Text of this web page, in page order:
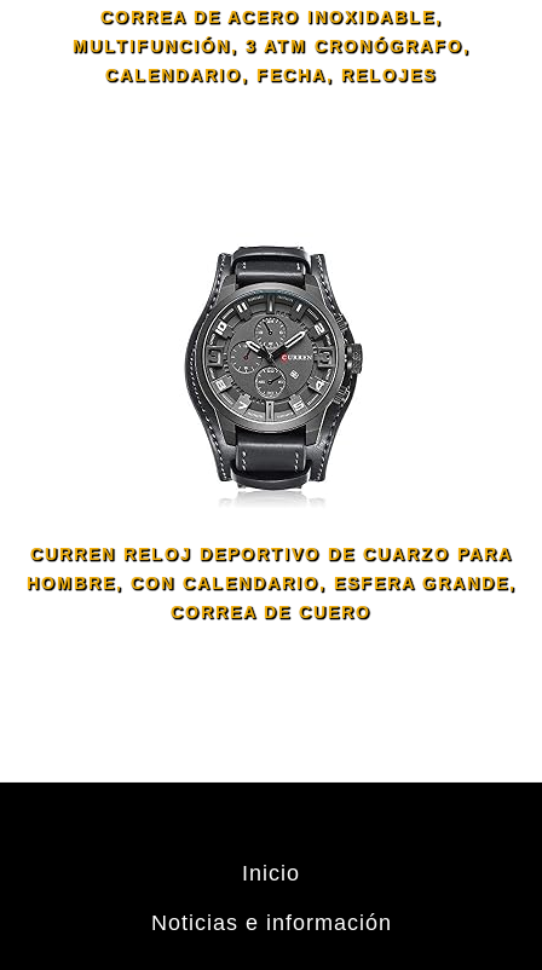
CORREA DE ACERO INOXIDABLE,
MULTIFUNCIÓN, 3 ATM CRONÓGRAFO,
CALENDARIO, FECHA, RELOJES
CURREN RELOJ DEPORTIVO DE CUARZO PARA
HOMBRE, CON CALENDARIO, ESFERA GRANDE,
CORREA DE CUERO
Inicio
Noticias e información